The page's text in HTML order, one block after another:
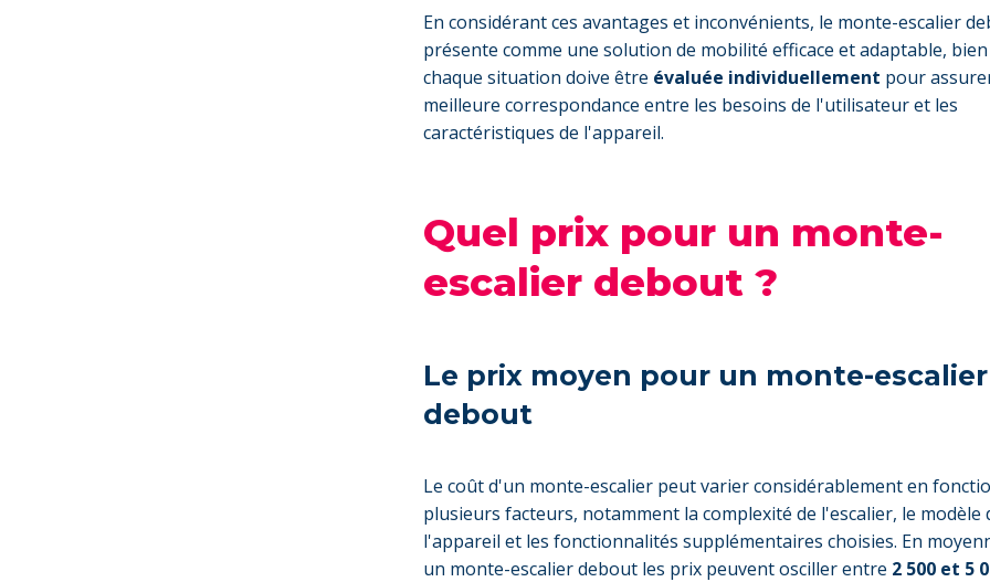
En considérant ces avantages et inconvénients, le monte-escalier
présente comme une solution de mobilité efficace et adaptable,
chaque situation doive être évaluée individuellement pour
meilleure correspondance entre les besoins de l'utilisateur et les
caractéristiques de l'appareil.
Quel prix pour un monte-
escalier debout ?
Le prix moyen pour un monte-escalier
debout
Le coût d'un monte-escalier peut varier considérablement en
plusieurs facteurs, notamment la complexité de l'escalier, le modèle
l'appareil et les fonctionnalités supplémentaires choisies. En
un monte-escalier debout les prix peuvent osciller entre 2 500 et 5